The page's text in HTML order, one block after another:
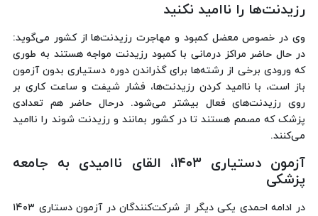
رزیدنت‌ها را ناامید نکنید
وی در خصوص معضل کمبود و مهاجرت رزیدنت‌ها از کشور می‌گوید:
در حال حاضر مراکز درمانی با کمبود رزیدنت مواجه هستند به طوری
که ورودی برخی از رشته‌ها برای گذراندن دوره دستیاری بدون آزمون
باز است، با ناامید کردن رزیدنت‌ها، فشار شیفت و ساعت کاری بر
روی رزیدنت‌های فعال بیشتر می‌شود. درحال حاضر هم تعدادی
پزشک که مصمم هستند تا در کشور بمانند و رزیدنت شوند را ناامید
می‌کنند.
آزمون دستیاری ۱۴۰۳، القای ناامیدی به جامعه
پزشکی
در ادامه احمدی یکی دیگر از شرکت‌کنندگان در آزمون دستاری ۱۴۰۳